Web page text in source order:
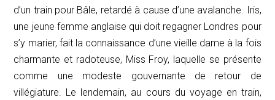
d’un train pour Bâle, retardé à cause d’une avalanche. Iris,
une jeune femme anglaise qui doit regagner Londres pour
s’y marier, fait la connaissance d’une vieille dame à la fois
charmante et radoteuse, Miss Froy, laquelle se présente
comme une modeste gouvernante de retour de
villégiature. Le lendemain, au cours du voyage en train,